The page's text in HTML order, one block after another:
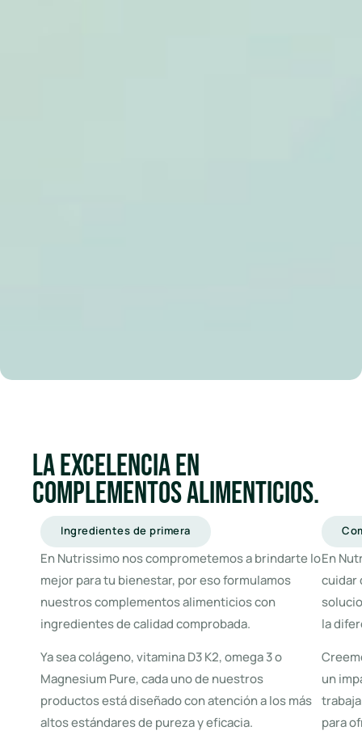
La excelencia en
complementos alimenticios.
Ingredientes de primera
En Nutrissimo nos comprometemos a brindarte lo
mejor para tu bienestar, por eso formulamos
nuestros complementos alimenticios con
ingredientes de calidad comprobada.
Ya sea colágeno, vitamina D3 K2, omega 3 o
Magnesium Pure, cada uno de nuestros
productos está diseñado con atención a los más
altos estándares de pureza y eficacia.
En
cuidar
la
un
para